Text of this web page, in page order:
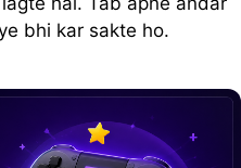
bhi kar sakte ho.